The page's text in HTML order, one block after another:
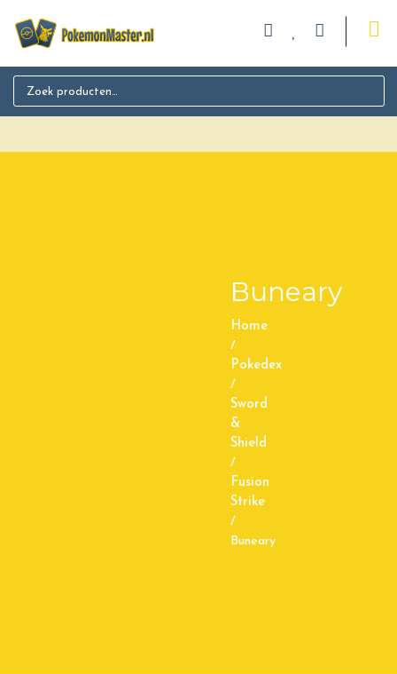
Search for:
Buneary
Home
/
Pokedex
/
Sword
&
Shield
/
Fusion
Strike
/
Buneary